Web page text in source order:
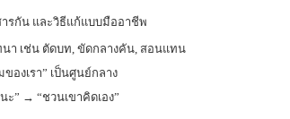
รกัน และวิธีแก้แบบมืออาชีพ
า เช่น ตัดบท, ขัดกลางคัน, สอนแทน
ของเรา” เป็นศูนย์กลาง
ะ” → “ชวนเขาคิดเอง”